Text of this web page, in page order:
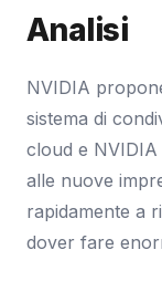
Analisi
NVIDIA
sistema di
cloud e NVIDIA
alle nuove
rapidamente a
dover fare